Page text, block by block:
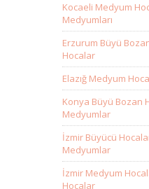
Kocaeli Medyum
Medyumları
Erzurum Büyü
Hocalar
Elazığ Medyum
Konya Büyü Bozan
Medyumlar
İzmir Büyücü
Medyumlar
İzmir Medyum
Hocalar